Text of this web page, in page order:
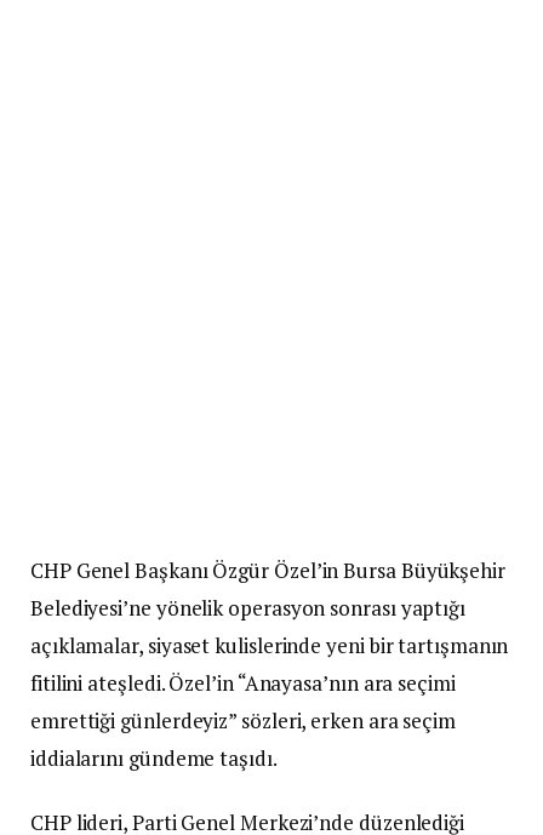
CHP Genel Başkanı Özgür Özel’in Bursa Büyükşehir
Belediyesi’ne yönelik operasyon sonrası yaptığı
açıklamalar, siyaset kulislerinde yeni bir tartışmanın
fitilini ateşledi. Özel’in “Anayasa’nın ara seçimi
emrettiği günlerdeyiz” sözleri, erken ara seçim
iddialarını gündeme taşıdı.
CHP lideri, Parti Genel Merkezi’nde düzenlediği